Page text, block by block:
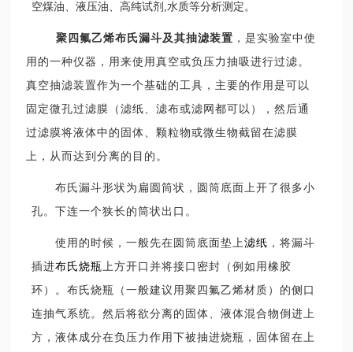
空煤油、液压油、高纯试剂,水质等分析测定。
聚四氟乙烯布氏漏斗及其抽滤装置 ，是实验室中使
用的一种仪器，用来使用真空或负压力抽吸进行过滤。
真空抽滤装置作为一个基础的工具，主要的作用是可以
固定微孔过滤膜（滤纸、滤布或滤网都可以），然后通
过滤膜将液体中的固体、颗粒物或微生物截留在滤膜
上，从而达到分离的目的。
布氏漏斗形状为扁圆筒状，圆筒底面上开了很多小
孔。下连一个狭长的筒状出口。
使用的时候，一般先在圆筒底面垫上滤纸 ，将漏斗
插进布氏烧瓶
上方开口并将接口密封（例如用橡胶
环）。布氏烧瓶（一般建议用聚四氟乙烯材质）的侧口
连抽气系统。然后将欲分离的固体、液体混合物倒进上
方，液体成分在负压力作用下被抽进烧瓶，固体留在上